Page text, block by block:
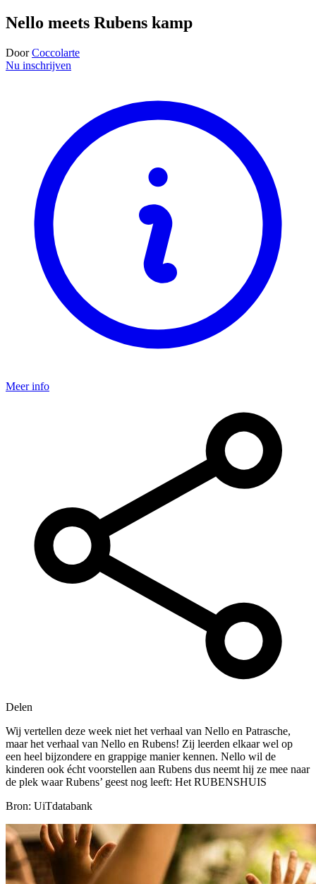
Nello meets Rubens kamp
Door Coccolarte
Nu inschrijven
Meer info
Delen
Wij vertellen deze week niet het verhaal van Nello en Patrasche,
maar het verhaal van Nello en Rubens! Zij leerden elkaar wel op
een heel bijzondere en grappige manier kennen. Nello wil de
kinderen ook écht voorstellen aan Rubens dus neemt hij ze mee naar
de plek waar Rubens’ geest nog leeft: Het RUBENSHUIS
Bron: UiTdatabank